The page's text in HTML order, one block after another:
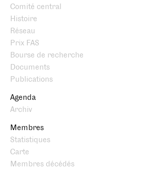
Comité central
Histoire
Réseau
Prix FAS
Bourse de recherche
Documents
Publications
Agenda
Archiv
Membres
Statistiques
Carte
Membres décédés